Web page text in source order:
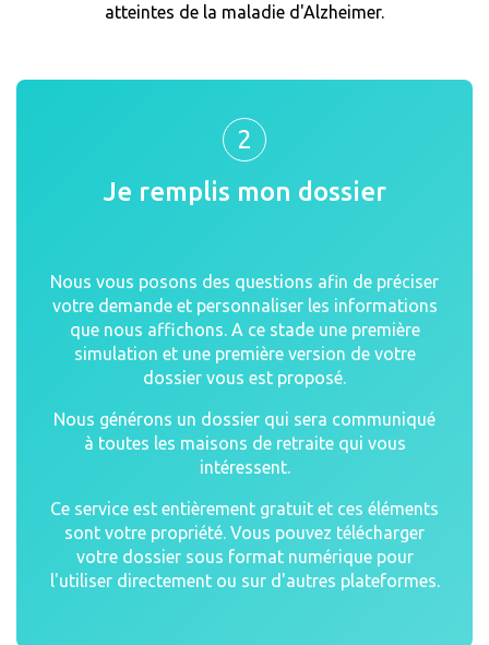
atteintes de la maladie d'Alzheimer.
2
Je remplis mon dossier
Nous vous posons des questions afin de préciser
votre demande et personnaliser les informations
que nous affichons. A ce stade une première
simulation et une première version de votre
dossier vous est proposé.
Nous générons un dossier qui sera communiqué
à toutes les maisons de retraite qui vous
intéressent.
Ce service est entièrement gratuit et ces éléments
sont votre propriété. Vous pouvez télécharger
votre dossier sous format numérique pour
l'utiliser directement ou sur d'autres plateformes.